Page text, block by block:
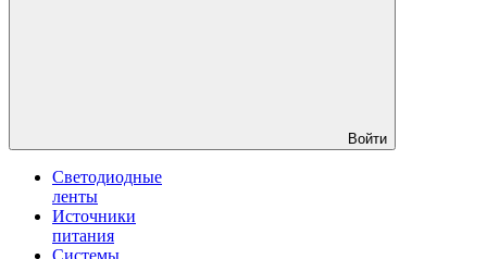
Войти
Светодиодные
ленты
Источники
питания
Системы